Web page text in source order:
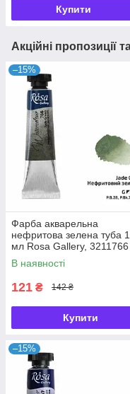
Купити
Акційні пропозиції
–15%
Фарба акварельна
нефритова зелена туба
мл Rosa Gallery, 3211766
В наявності
121 ₴ 142 ₴
Купити
–15%